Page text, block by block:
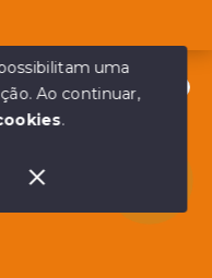
em posso ajudar?
uma
Ao continuar,
.